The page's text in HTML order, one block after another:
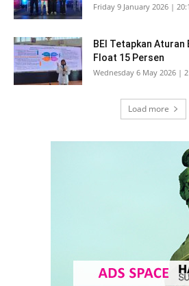
Friday 9 January 2026 |
BEI Tetapkan Aturan
Float 15 Persen
Wednesday 6 May 2026 |
Load more